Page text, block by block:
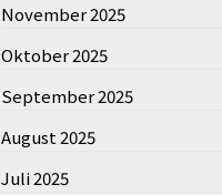
November 2025
Oktober 2025
September 2025
August 2025
Juli 2025